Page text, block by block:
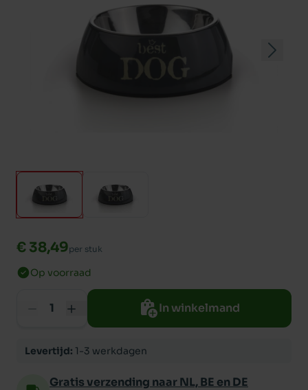
€ 38,49per stuk
Op voorraad
In winkelmand
Levertijd: 1-3 werkdagen
Gratis verzending naar NL, BE en DE